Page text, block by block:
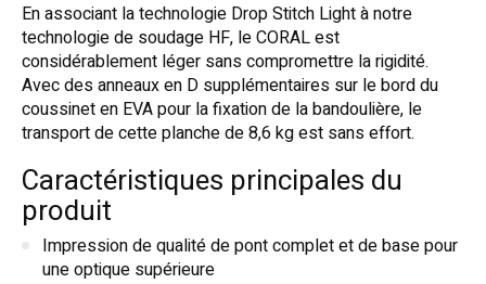
En associant la technologie Drop Stitch Light à notre
technologie de soudage HF, le CORAL est
considérablement léger sans compromettre la rigidité.
Avec des anneaux en D supplémentaires sur le bord du
coussinet en EVA pour la fixation de la bandoulière, le
transport de cette planche de 8,6 kg est sans effort.
Caractéristiques principales du
produit
Impression de qualité de pont complet et de base pour
une optique supérieure